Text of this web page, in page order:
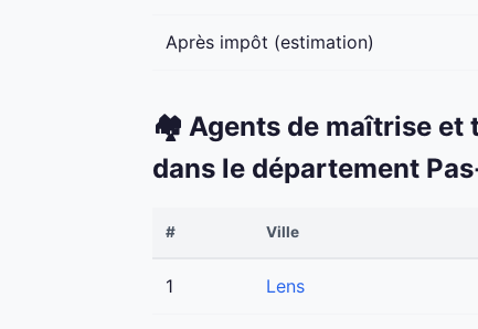
Après impôt (estimation)
🏘️ Agents de maîtrise et
dans le département
# Ville
1 Lens